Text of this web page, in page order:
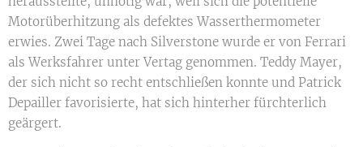
Motorüberhitzung als defektes Wasserthermometer
erwies. Zwei Tage nach Silverstone wurde er von Ferrari
als Werksfahrer unter Vertag genommen. Teddy Mayer,
der sich nicht so recht entschließen konnte und Patrick
Depailler favorisierte, hat sich hinterher fürchterlich
geärgert.